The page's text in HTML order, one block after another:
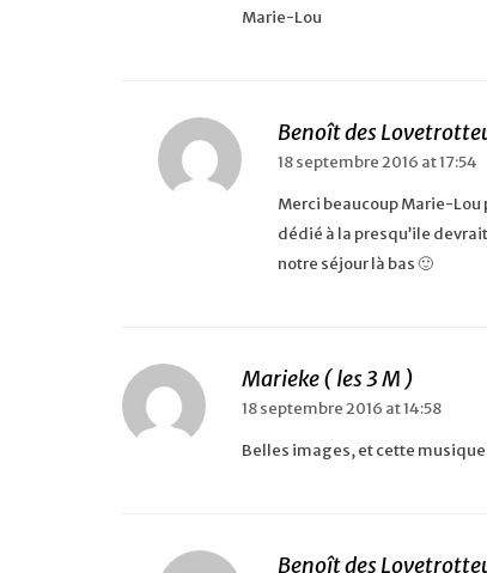
Marie-Lou
Benoît des
18 septembre 2016 at 17:54
Merci beaucoup Marie-
dédié à la presqu’ile
notre séjour là bas 🙂
Marieke ( les 3 M )
18 septembre 2016 at 14:58
Belles images, et cette
Benoît des